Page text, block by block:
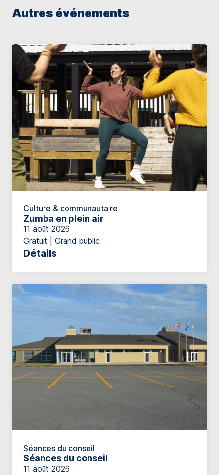
Autres événements
Culture & communautaire
Zumba en plein air
11 août 2026
Gratuit | Grand public
Détails
Séances du conseil
Séances du conseil
11 août 2026